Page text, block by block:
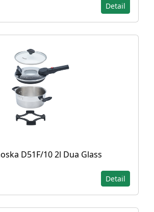
Detail
D51F/10 2l Dua Glass
Detail